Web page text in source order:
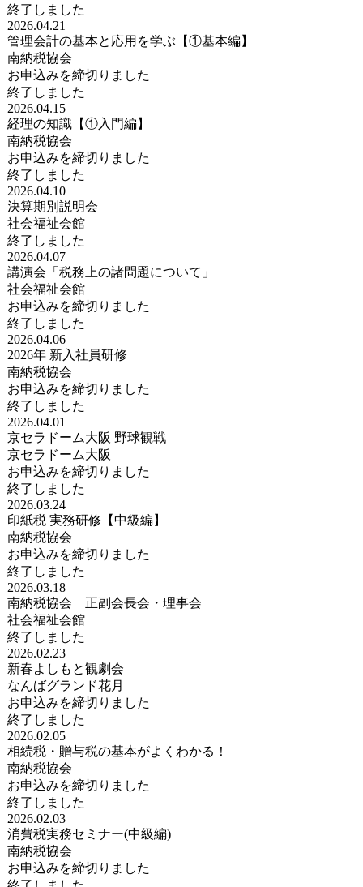
終了しました
2026.04.21
管理会計の基本と応用を学ぶ【①基本編】
南納税協会
お申込みを締切りました
終了しました
2026.04.15
経理の知識【①入門編】
南納税協会
お申込みを締切りました
終了しました
2026.04.10
決算期別説明会
社会福祉会館
終了しました
2026.04.07
講演会「税務上の諸問題について」
社会福祉会館
お申込みを締切りました
終了しました
2026.04.06
2026年 新入社員研修
南納税協会
お申込みを締切りました
終了しました
2026.04.01
京セラドーム大阪 野球観戦
京セラドーム大阪
お申込みを締切りました
終了しました
2026.03.24
印紙税 実務研修【中級編】
南納税協会
お申込みを締切りました
終了しました
2026.03.18
南納税協会 正副会長会・理事会
社会福祉会館
終了しました
2026.02.23
新春よしもと観劇会
なんばグランド花月
お申込みを締切りました
終了しました
2026.02.05
相続税・贈与税の基本がよくわかる！
南納税協会
お申込みを締切りました
終了しました
2026.02.03
消費税実務セミナー(中級編)
南納税協会
お申込みを締切りました